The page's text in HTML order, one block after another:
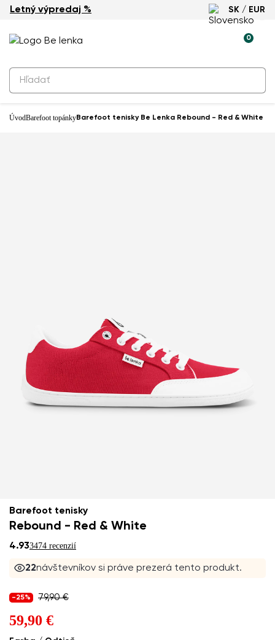
Letný výpredaj % SK / EUR
0
ÚvodBarefoot topánkyBarefoot tenisky Be Lenka Rebound - Red & White
-25%
Barefoot tenisky
Rebound - Red & White
4.933474 recenzií
22návštevníkov si práve prezerá tento produkt.
-25% 79,90 €
59,90 €
Barefoot tenisky Be Lenka Rebound